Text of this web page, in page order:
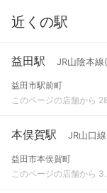
近くの駅
益田駅 JR山陰本
益田市駅前町
このページの店舗から
本俣賀駅 JR山口線
益田市本俣賀町
このページの店舗から